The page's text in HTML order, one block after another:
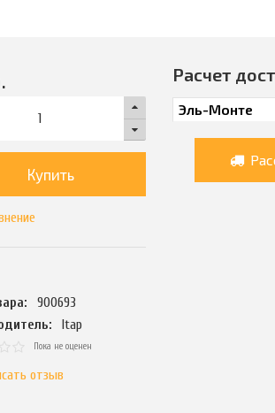
Купить
900693
Itap
Пока не оценен
отзыв
Расчет